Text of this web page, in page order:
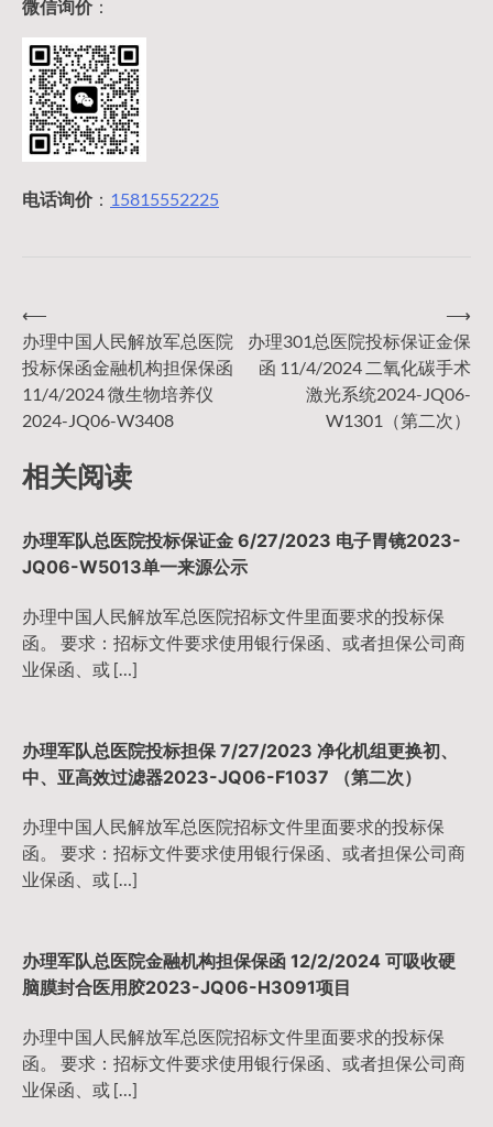
微信询价：
电话询价： 15815552225
文
章
导
⟵
办理中国人民解放军总医院
投标保函金融机构担保保函
11/4/2024 微生物培养仪
2024-JQ06-W3408
办理301总医院投标保证金保
函 11/4/2024 二氧化碳手术
激光系统2024-JQ06-
W1301（第二次）
⟶
相关阅读
办理军队总医院投标保证金 6/27/2023 电子胃镜2023-
JQ06-W5013单一来源公示
办理中国人民解放军总医院招标文件里面要求的投标保
函。 要求：招标文件要求使用银行保函、或者担保公司商
业保函、或 […]
办理军队总医院投标担保 7/27/2023 净化机组更换初、
中、亚高效过滤器2023-JQ06-F1037 （第二次）
办理中国人民解放军总医院招标文件里面要求的投标保
函。 要求：招标文件要求使用银行保函、或者担保公司商
业保函、或 […]
办理军队总医院金融机构担保保函 12/2/2024 可吸收硬
脑膜封合医用胶2023-JQ06-H3091项目
办理中国人民解放军总医院招标文件里面要求的投标保
函。 要求：招标文件要求使用银行保函、或者担保公司商
业保函、或 […]